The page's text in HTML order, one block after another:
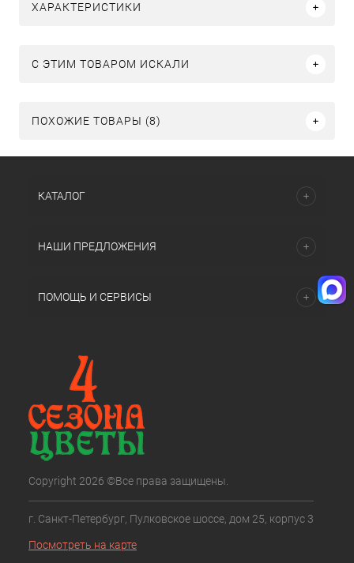
ХАРАКТЕРИСТИКИ
C ЭТИМ ТОВАРОМ ИСКАЛИ
ПОХОЖИЕ ТОВАРЫ (8)
КАТАЛОГ
НАШИ ПРЕДЛОЖЕНИЯ
ПОМОЩЬ И СЕРВИСЫ
Copyright 2026 ©Все права защищены.
г. Санкт-Петербург, Пулковское шоссе, дом 25, корпус 3
Посмотреть на карте